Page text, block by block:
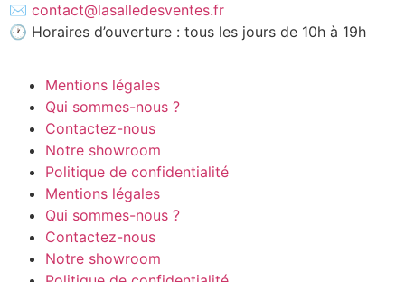
✉️ contact@lasalledesventes.fr
🕐 Horaires d’ouverture : tous les jours de 10h à 19h
Mentions légales
Qui sommes-nous ?
Contactez-nous
Notre showroom
Politique de confidentialité
Mentions légales
Qui sommes-nous ?
Contactez-nous
Notre showroom